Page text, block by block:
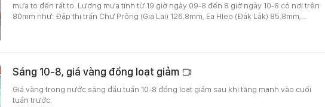
mưa to đến rất to. Lượng mưa tính từ 19 giờ ngày 09-8 đến 8 giờ ngày 10-8 có nơi trên
80mm như: Đập thị trấn Chư Prông (Gia Lai) 126.8mm, Ea Hleo (Đắk Lắk) 85.8mm,…
Sáng 10-8, giá vàng đồng loạt giảm
Giá vàng trong nước sáng đầu tuần 10-8 đồng loạt giảm sau khi tăng mạnh vào cuối
tuần trước.